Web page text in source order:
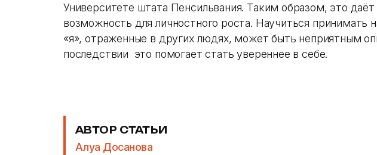
Университете штата Пенсильвания. Таким образом, это
возможность для личностного роста. Научиться принимать
«я», отраженные в других людях, может быть неприятным
последствии это помогает стать увереннее в себе.
АВТОР СТАТЬИ
Алуа Досанова